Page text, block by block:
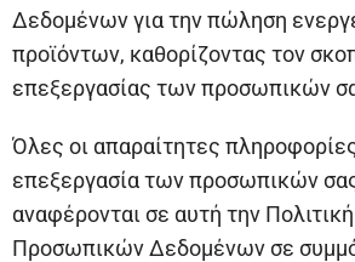
Δεδομένων για την πώληση
προϊόντων, καθορίζοντας τον
επεξεργασίας των προσωπικών
Όλες οι απαραίτητες
επεξεργασία των προσωπικών
αναφέρονται σε αυτή την
Προσωπικών Δεδομένων σε